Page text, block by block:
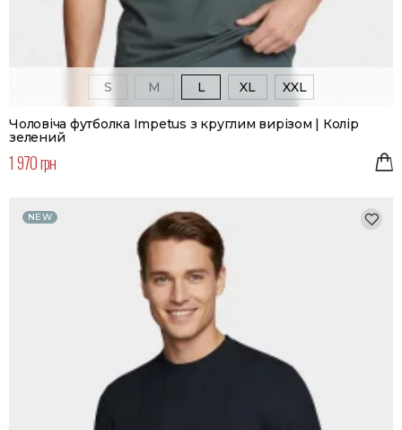
S M L XL XXL
Чоловіча футболка Impetus з круглим вирізом | Колір
зелений
1 970 грн
NEW